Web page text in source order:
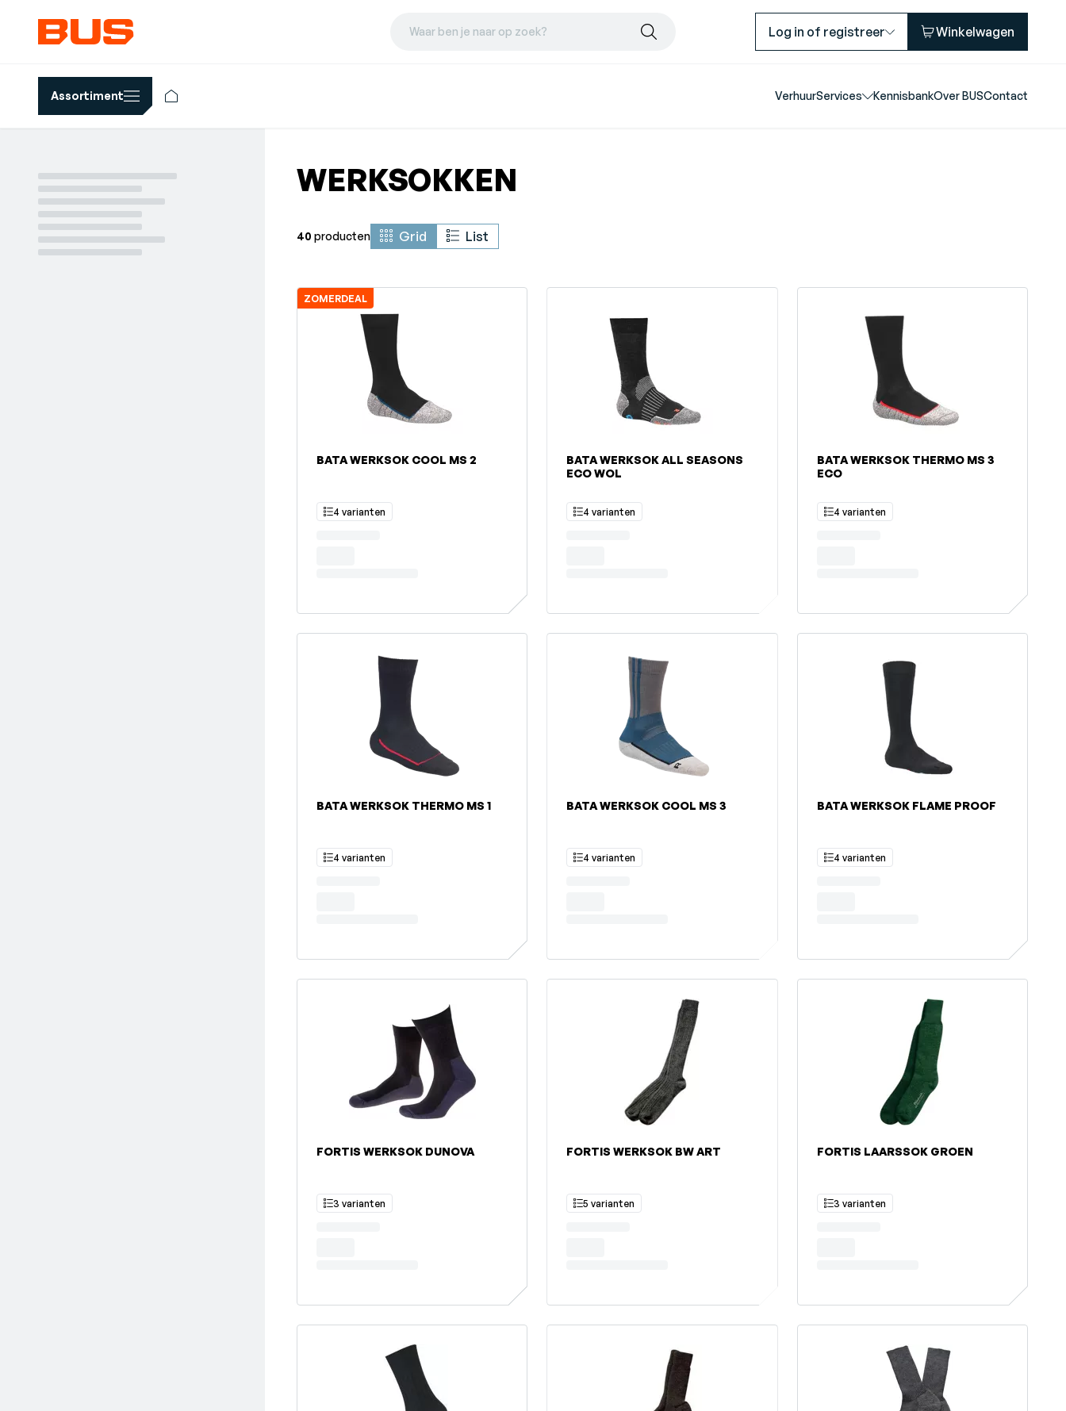
Waar ben je naar op zoek? Log in of registreer Winkelwagen
Assortiment VerhuurServices KennisbankOver BUSContact
WERKSOKKEN
40 producten Grid List
ZOMERDEAL
BATA WERKSOK COOL MS 2
4 varianten
BATA WERKSOK ALL SEASONS
ECO WOL
4 varianten
BATA WERKSOK THERMO MS 3
ECO
4 varianten
BATA WERKSOK THERMO MS 1
4 varianten
BATA WERKSOK COOL MS 3
4 varianten
BATA WERKSOK FLAME PROOF
4 varianten
FORTIS WERKSOK DUNOVA
3 varianten
FORTIS WERKSOK BW ART
5 varianten
FORTIS LAARSSOK GROEN
3 varianten